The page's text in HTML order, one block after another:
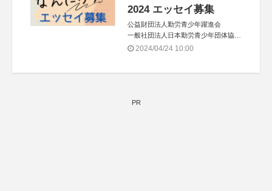
2024 エッセイ募集
公益財団法人勤労青少年躍進会
一般社団法人日本勤労青少年団体協議
会2024/04/24 10:00
PR